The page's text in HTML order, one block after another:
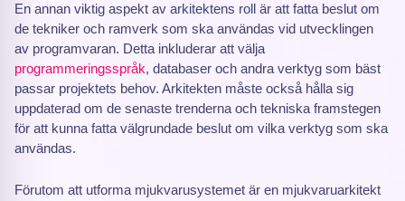
En annan viktig aspekt av arkitektens roll är att fatta beslut om
de tekniker och ramverk som ska användas vid utvecklingen
av programvaran. Detta inkluderar att välja
programmeringsspråk, databaser och andra verktyg som bäst
passar projektets behov. Arkitekten måste också hålla sig
uppdaterad om de senaste trenderna och tekniska framstegen
för att kunna fatta välgrundade beslut om vilka verktyg som ska
användas.
Förutom att utforma mjukvarusystemet är en mjukvaruarkitekt